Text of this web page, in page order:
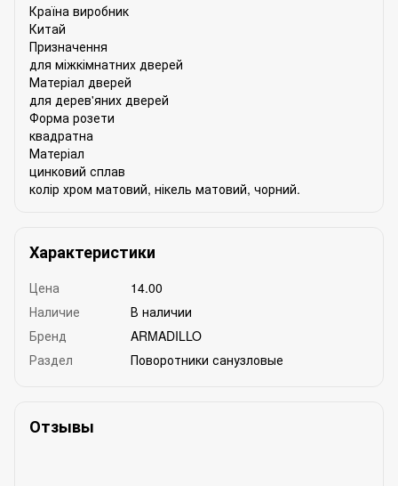
Країна виробник
Китай
Призначення
для міжкімнатних дверей
Матеріал дверей
для дерев'яних дверей
Форма розети
квадратна
Матеріал
цинковий сплав
колір хром матовий, нікель матовий, чорний.
Характеристики
Цена
14.00
Наличие
В наличии
Бренд
ARMADILLO
Раздел
Поворотники санузловые
Отзывы